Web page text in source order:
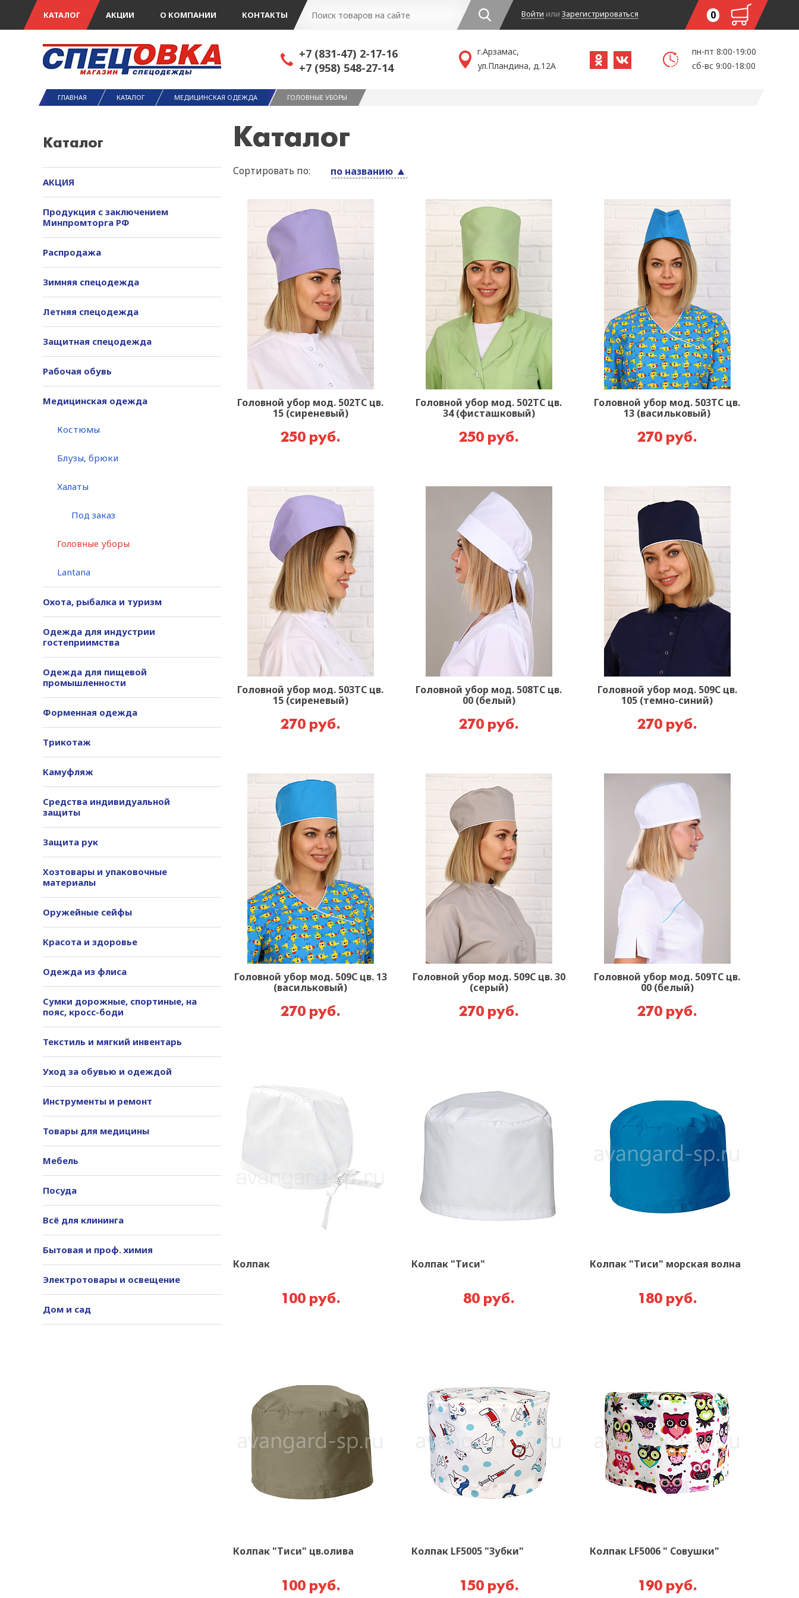
КАТАЛОГ АКЦИИ О КОМПАНИИ КОНТАКТЫ Войти или Зарегистрироваться 0
+7 (831-47) 2-17-16
+7 (958) 548-27-14
г.Арзамас,
ул.Пландина, д.12А
пн-пт 8:00-19:00
сб-вс 9:00-18:00
ГЛАВНАЯ КАТАЛОГ МЕДИЦИНСКАЯ ОДЕЖДА ГОЛОВНЫЕ УБОРЫ
Каталог
АКЦИЯ
Продукция с заключением
Минпромторга РФ
Распродажа
Зимняя спецодежда
Летняя спецодежда
Защитная спецодежда
Рабочая обувь
Медицинская одежда
Костюмы
Блузы, брюки
Халаты
Под заказ
Головные уборы
Lantana
Охота, рыбалка и туризм
Одежда для индустрии
гостеприимства
Одежда для пищевой
промышленности
Форменная одежда
Трикотаж
Камуфляж
Средства индивидуальной
защиты
Защита рук
Хозтовары и упаковочные
материалы
Оружейные сейфы
Красота и здоровье
Одежда из флиса
Сумки дорожные, спортиные, на
пояс, кросс-боди
Текстиль и мягкий инвентарь
Уход за обувью и одеждой
Инструменты и ремонт
Товары для медицины
Мебель
Посуда
Всё для клининга
Бытовая и проф. химия
Электротовары и освещение
Дом и сад
Каталог
Сортировать по: по названию
Головной убор мод. 502ТС цв.
15 (сиреневый)
250 руб.
Головной убор мод. 502ТС цв.
34 (фисташковый)
250 руб.
Головной убор мод. 503ТС цв.
13 (васильковый)
270 руб.
Головной убор мод. 503ТС цв.
15 (сиреневый)
270 руб.
Головной убор мод. 508ТС цв.
00 (белый)
270 руб.
Головной убор мод. 509С цв.
105 (темно-синий)
270 руб.
Головной убор мод. 509С цв. 13
(васильковый)
270 руб.
Головной убор мод. 509С цв. 30
(серый)
270 руб.
Головной убор мод. 509ТС цв.
00 (белый)
270 руб.
Колпак
100 руб.
Колпак "Тиси"
80 руб.
Колпак "Тиси" морская волна
180 руб.
Колпак "Тиси" цв.олива
100 руб.
Колпак LF5005 "Зубки"
150 руб.
Колпак LF5006 " Совушки"
190 руб.